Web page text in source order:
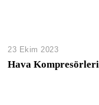
23 Ekim 2023
Hava Kompresörleri